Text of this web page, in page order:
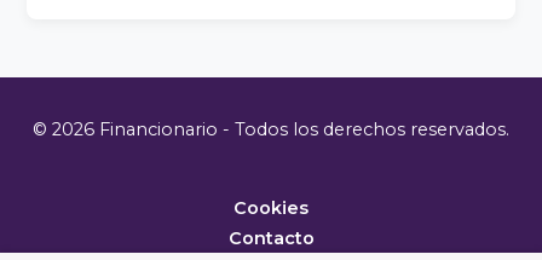
© 2026 Financionario - Todos los derechos reservados.
Cookies
Contacto